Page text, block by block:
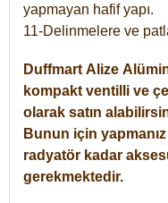
yapmayan hafif yapı.
11-Delinmelere ve
Duffmart Alize
kompakt ventilli ve
olarak satın
Bunun için yapmanız
radyatör kadar
gerekmektedir.